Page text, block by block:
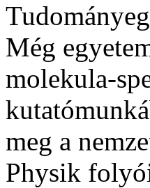
Még
molekula-
meg a
Physik